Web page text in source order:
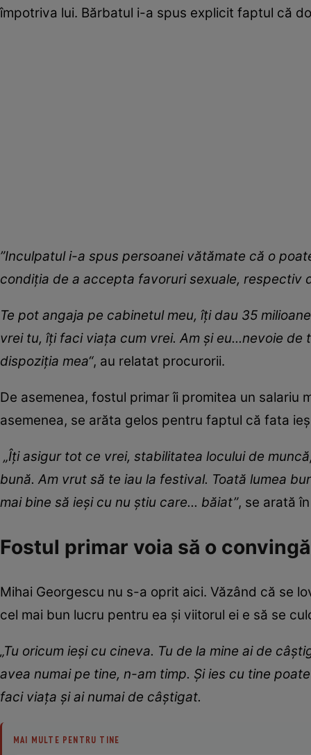
împotriva lui. Bărbatul i-a spus explicit faptul că
”Inculpatul i-a spus persoanei vătămate că o
condiția de a accepta favoruri sexuale, respectiv
Te pot angaja pe cabinetul meu, îți dau 35
vrei tu, îți faci viaţa cum vrei. Am şi eu...nevoie
dispoziția mea“, au relatat procurorii.
De asemenea, fostul primar îi promitea un salariu
asemenea, se arăta gelos pentru faptul că fata
„Îţi asigur tot ce vrei, stabilitatea locului de
bună. Am vrut să te iau la festival. Toată lumea
mai bine să ieși cu nu ştiu care... băiat”, se arată
Fostul primar voia să o
Mihai Georgescu nu s-a oprit aici. Văzând că se
cel mai bun lucru pentru ea și viitorul ei e să se
„Tu oricum ieşi cu cineva. Tu de la mine ai de
avea numai pe tine, n-am timp. Și ies cu tine
faci viața și ai numai de câştigat.
MAI MULTE PENTRU TINE